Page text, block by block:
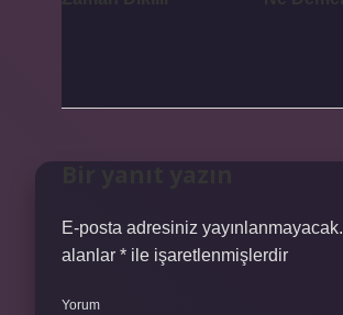
E-posta adresiniz yayınlanmayacak.
alanlar * ile işaretlenmişlerdir
Yorum